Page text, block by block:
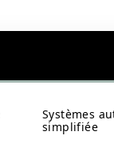
Systèmes
simplifiée